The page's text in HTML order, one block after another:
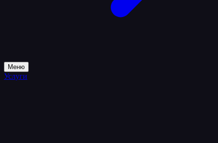
Меню
Услуги